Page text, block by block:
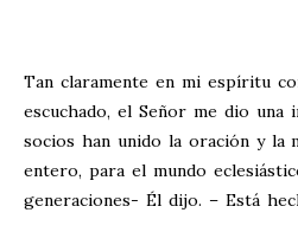
Tan claramente en mi espíritu
escuchado, el Señor me dio una
socios han unido la oración y la
entero, para el mundo
generaciones- Él dijo. – Está